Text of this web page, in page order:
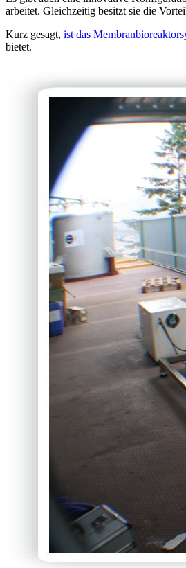
arbeitet. Gleichzeitig besitzt sie die
Kurz gesagt, ist das
bietet.